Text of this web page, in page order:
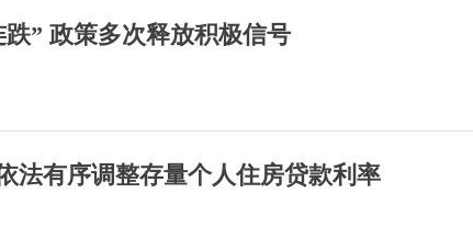
” 政策多次释放积极信号
法有序调整存量个人住房贷款利率